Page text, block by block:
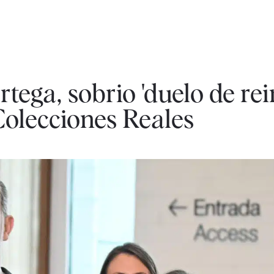
sobrio 'duelo de
Reales